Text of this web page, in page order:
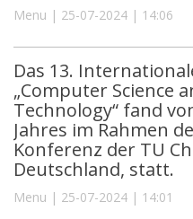
Menu | 25-07-2024 | 14:06
Das 13.
„Computer Science
Technology“ fand
Jahres im Rahmen
Konferenz der TU
Deutschland, statt.
Menu | 25-07-2024 | 14:01